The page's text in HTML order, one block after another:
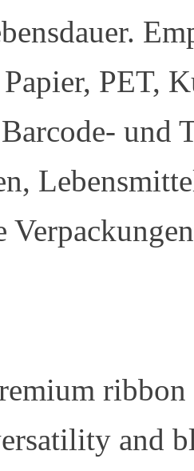
PET,
und
ribbon
and